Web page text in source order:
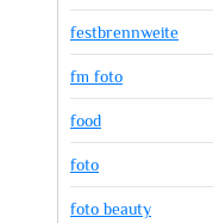
festbrennweite
fm foto
food
foto
foto beauty